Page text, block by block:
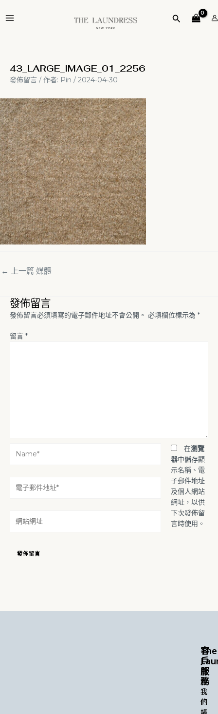
至
搜
43_LARGE_IMAGE_01_2256
發佈留言 / 作者: Pin / 2024-04-30
navigation
← 上一篇 媒體
發佈留言
發佈留言必須填寫的電子郵件地址不會公開。 必填欄位標示為 *
留言 *
地
站
在瀏覽
器中儲存顯
示名稱、電
子郵件地址
及個人網站
網址，以供
下次發佈留
言時使用。
The
關
於
我
們
客
戶
服
務
我
的